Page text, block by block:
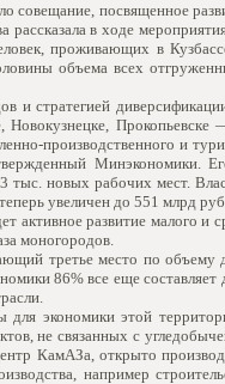
посвященное
рассказала в ходе
проживающих в
объема всех
и стратегией
производственного и
Минэкономики.
тыс. новых рабочих мест.
увеличен до 551 млрд
активное развитие малого
моногородов.
третье место по объему
86% все еще
экономики этой
не связанных с
КамАЗа, открыто
например